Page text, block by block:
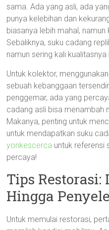
sama. Ada yang asli, ada
punya kelebihan dan
biasanya lebih mahal,
Sebaliknya, suku cadang
namun sering kali kualitasnya
Untuk kolektor,
sebuah kebanggaan
penggemar, ada yang
cadang asli bisa menambah
Makanya, penting untuk
untuk mendapatkan suku
yonkescerca untuk referensi
percaya!
Tips Restorasi:
Hingga
Untuk memulai restorasi,